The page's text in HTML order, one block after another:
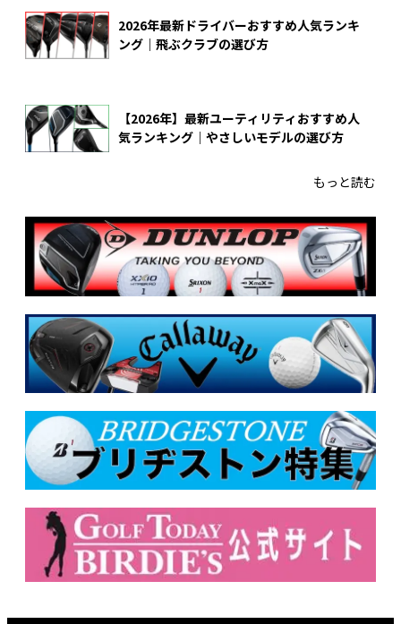
2026年最新ドライバーおすすめ人気ランキ
ング｜飛ぶクラブの選び方
【2026年】最新ユーティリティおすすめ人
気ランキング｜やさしいモデルの選び方
もっと読む